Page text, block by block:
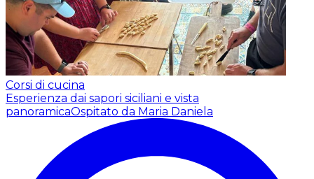
Corsi di cucina
Esperienza dai sapori siciliani e vista
panoramicaOspitato da Maria Daniela